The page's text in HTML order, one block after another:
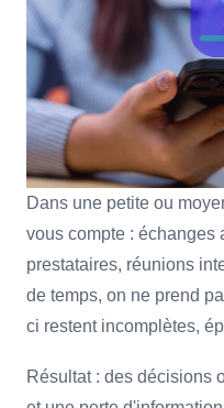
Dans une petite ou
vous compte : échanges
prestataires, réunions
de temps, on ne prend
ci restent incomplètes,
Résultat : des décisions